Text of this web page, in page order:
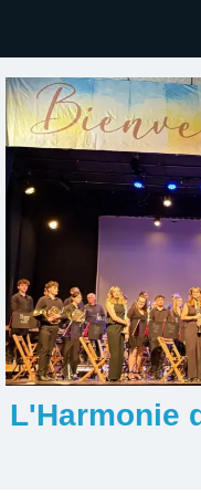
L'Harmonie